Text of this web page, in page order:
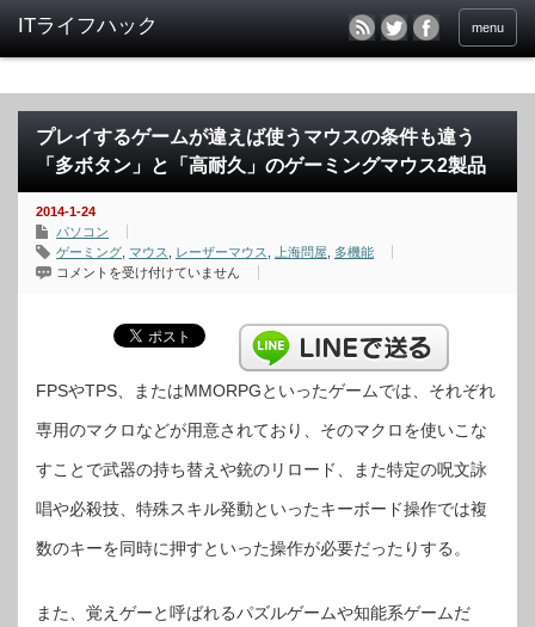
menu
プレイするゲームが違えば使うマウスの条件も違う
「多ボタン」と「高耐久」のゲーミングマウス2製品
2014-1-24
パソコン
ゲーミング マウス レーザーマウス 上海問屋
多機能
プ
が
違
ば
使
マ
ス
の
件
も
ボ
コメントを受け付けていません
FPSやTPS、またはMMORPGといったゲームでは、それぞれ
専用のマクロなどが用意されており、そのマクロを使いこな
すことで武器の持ち替えや銃のリロード、また特定の呪文詠
唱や必殺技、特殊スキル発動といったキーボード操作では複
数のキーを同時に押すといった操作が必要だったりする。
また、覚えゲーと呼ばれるパズルゲームや知能系ゲームだ